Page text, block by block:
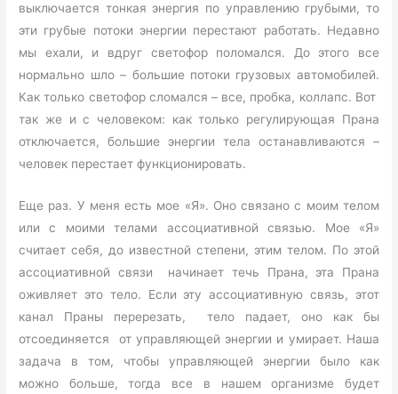
выключается тонкая энергия по управлению грубыми, то
эти грубые потоки энергии перестают работать. Недавно
мы ехали, и вдруг светофор поломался. До этого все
нормально шло – большие потоки грузовых автомобилей.
Как только светофор сломался – все, пробка, коллапс. Вот
так же и с человеком: как только регулирующая Прана
отключается, большие энергии тела останавливаются –
человек перестает функционировать.
Еще раз. У меня есть мое «Я». Оно связано с моим телом
или с моими телами ассоциативной связью. Мое «Я»
считает себя, до известной степени, этим телом. По этой
ассоциативной связи начинает течь Прана, эта Прана
оживляет это тело. Если эту ассоциативную связь, этот
канал Праны перерезать, тело падает, оно как бы
отсоединяется от управляющей энергии и умирает. Наша
задача в том, чтобы управляющей энергии было как
можно больше, тогда все в нашем организме будет